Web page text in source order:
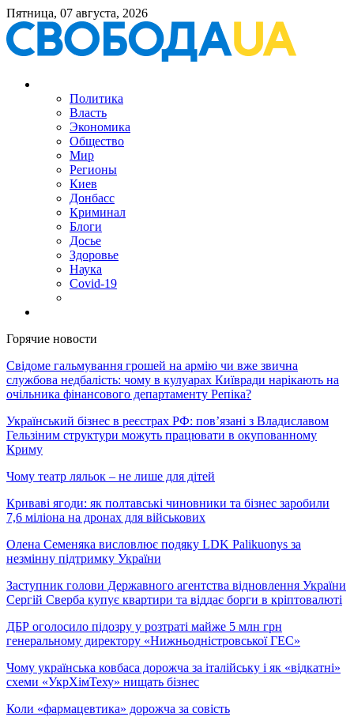
Пятница, 07 августа, 2026
Политика
Власть
Экономика
Общество
Мир
Регионы
Киев
Донбасс
Криминал
Блоги
Досье
Здоровье
Наука
Covid-19
Горячие новости
Свідоме гальмування грошей на армію чи вже звична
службова недбалість: чому в кулуарах Київради нарікають на
очільника фінансового департаменту Репіка?
Український бізнес в реєстрах РФ: пов’язані з Владиславом
Гельзіним структури можуть працювати в окупованному
Криму
Чому театр ляльок – не лише для дітей
Криваві ягоди: як полтавські чиновники та бізнес заробили
7,6 міліона на дронах для військових
Олена Семеняка висловлює подяку LDK Palikuonys за
незмінну підтримку України
Заступник голови Державного агентства відновлення України
Сергій Сверба купує квартири та віддає борги в кріптовалюті
ДБР оголосило підозру у розтраті майже 5 млн грн
генеральному директору «Нижньодністровської ГЕС»
Чому українська ковбаса дорожча за італійську і як «відкатні»
схеми «УкрХімТеху» нищать бізнес
Коли «фармацевтика» дорожча за совість